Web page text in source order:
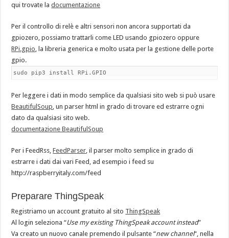
qui trovate ladocumentazione
Per il controllo di relè e altri sensori non ancora supportati da
gpiozero, possiamo trattarli come LED usando gpiozero oppure
RPi.gpio , la libreria generica e molto usata per la gestione delle porte
gpio.
sudo pip3 install RPi.GPIO
Per leggere i dati in modo semplice da qualsiasi sito web si può usare
BeautifulSoup , un parser html in grado di trovare ed estrarre ogni
dato da qualsiasi sito web.
documentazione BeautifulSoup
Per i FeedRss,FeedParser , il parser molto semplice in grado di
estrarre i dati dai vari Feed, ad esempio i feed su
http://raspberryitaly.com/feed
Preparare ThingSpeak
Registriamo un account gratuito al sito ThingSpeak
Al login seleziona “Use my existing ThingSpeak account instead”
Va creato un nuovo canale premendo il pulsante “new channel“, nella